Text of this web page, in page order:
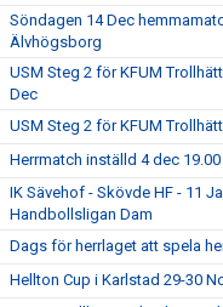
Söndagen 14 Dec
Älvhögsborg
USM Steg 2 för KFUM
Dec
USM Steg 2 för KFUM
Herrmatch inställd 4 dec
IK Sävehof - Skövde HF - 11
Handbollsligan Dam
Dags för herrlaget att spela
Hellton Cup i Karlstad 29-30